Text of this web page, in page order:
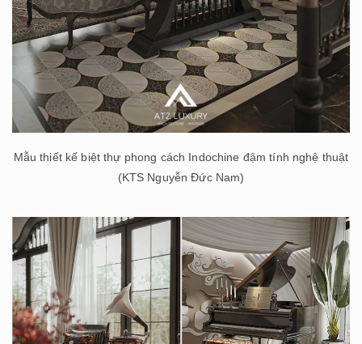
Mẫu thiết kế biệt thự phong cách Indochine đậm tính nghệ thuật
(KTS Nguyễn Đức Nam)